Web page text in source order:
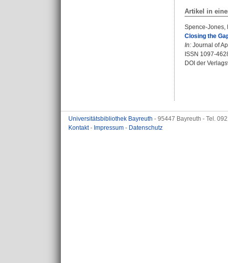
Artikel in
Spence-Jones,
Closing the
In: Journal of
ISSN 1097-
DOI der
Universitätsbibliothek Bayreuth - 95447 Bayreuth - Tel.
Kontakt- Impressum - Datenschutz